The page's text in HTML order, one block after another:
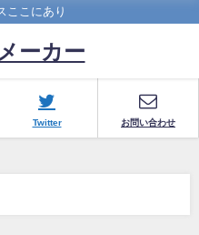
ここにあり
ーカー
Twitter お問い合わせ